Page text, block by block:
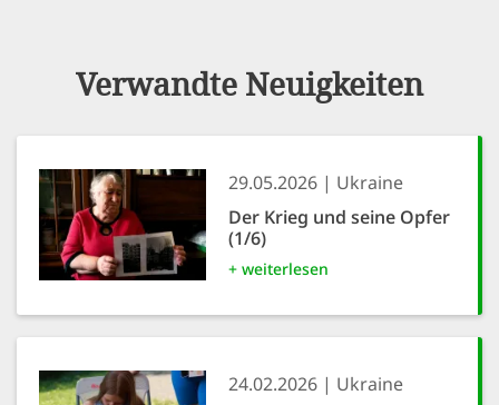
Verwandte Neuigkeiten
29.05.2026
Ukraine
Der Krieg und seine Opfer
(1/6)
+ weiterlesen
24.02.2026
Ukraine